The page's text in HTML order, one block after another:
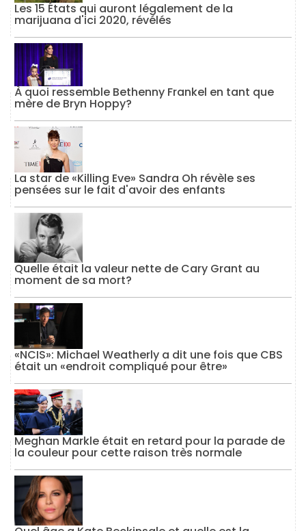
Les 15 États qui auront légalement de la
marijuana d'ici 2020, révélés
À quoi ressemble Bethenny Frankel en tant que
mère de Bryn Hoppy?
La star de «Killing Eve» Sandra Oh révèle ses
pensées sur le fait d'avoir des enfants
Quelle était la valeur nette de Cary Grant au
moment de sa mort?
«NCIS»: Michael Weatherly a dit une fois que CBS
était un «endroit compliqué pour être»
Meghan Markle était en retard pour la parade de
la couleur pour cette raison très normale